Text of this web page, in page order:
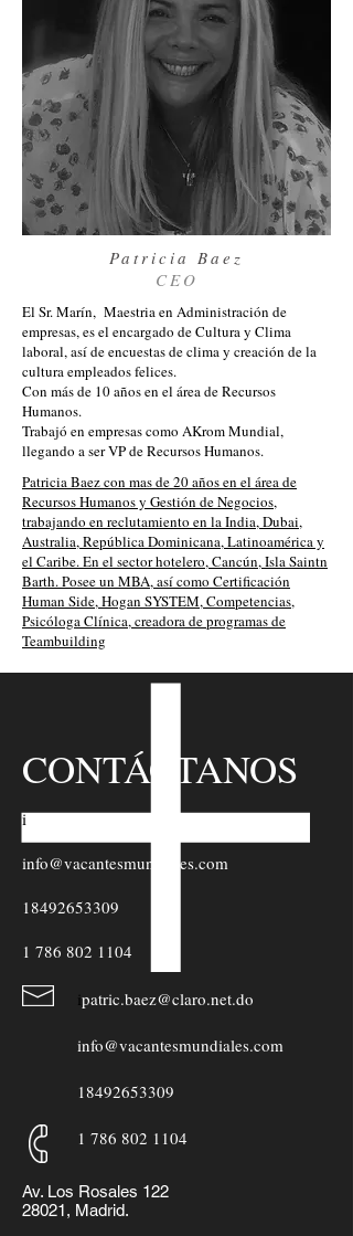
Patricia Baez
CEO
El Sr. Marín, Maestria en Administración de
empresas, es el encargado de Cultura y Clima
laboral, así de encuestas de clima y creación de la
cultura empleados felices.
Con más de 10 años en el área de Recursos
Humanos.
Trabajó en empresas como AKrom Mundial,
llegando a ser VP de Recursos Humanos.
Patricia Baez con mas de 20 años en el área de
Recursos Humanos y Gestión de Negocios,
trabajando en reclutamiento en la India, Dubai,
Australia, República Dominicana, Latinoamérica y
el Caribe. En el sector hotelero, Cancún, Isla Saintn
Barth. Posee un MBA, así como Certificación
Human Side, Hogan SYSTEM, Competencias,
Psicóloga Clínica, creadora de programas de
Teambuilding
CONTÁCTANOS
ipatric.baez@claro.net.do
info@vacantesmundiales.com
18492653309
1 786 802 1104
ipatric.baez@claro.net.do
info@vacantesmundiales.com
18492653309
1 786 802 1104
Av. Los Rosales 122
28021, Madrid.